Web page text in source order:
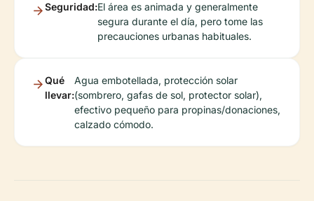
Seguridad:El área es animada y generalmente
segura durante el día, pero tome las
precauciones urbanas habituales.
Qué
llevar:
Agua embotellada, protección solar
(sombrero, gafas de sol, protector solar),
efectivo pequeño para propinas/donaciones,
calzado cómodo.